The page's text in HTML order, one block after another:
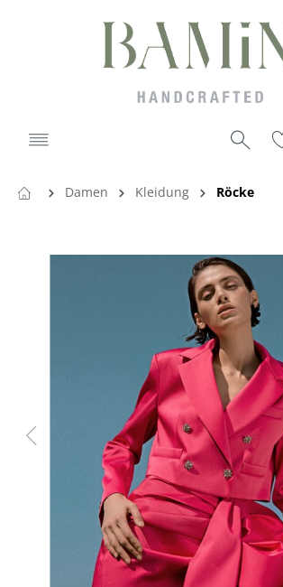
Damen Kleidung Röcke